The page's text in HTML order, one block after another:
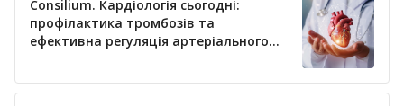
Consilium. Кардіологія сьогодні:
профілактика тромбозів та
ефективна регуляція артеріального